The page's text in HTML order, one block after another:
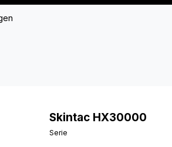
Skintac HX30000
Serie